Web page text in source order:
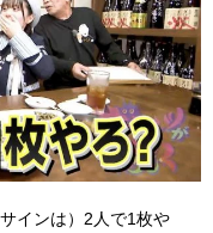
インは）2人で1枚や